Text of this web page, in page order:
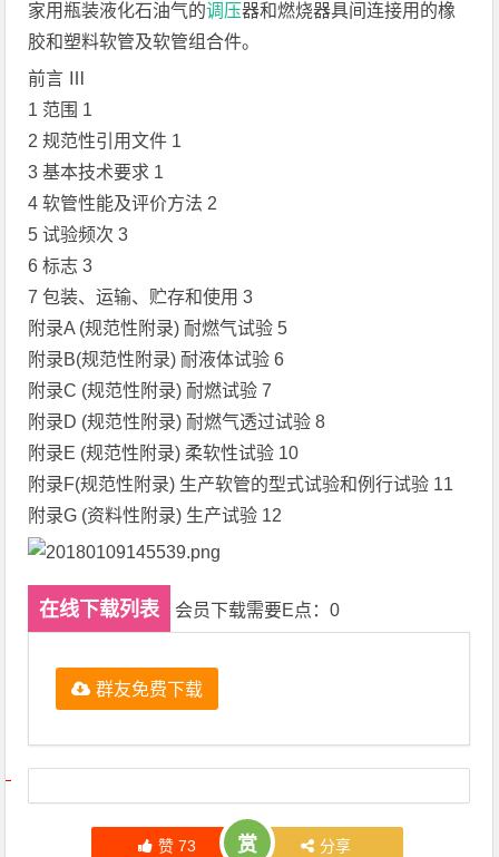
家用瓶装液化石油气的调压器和燃烧器具间连接用的橡
胶和塑料软管及软管组合件。
前言 Ⅲ
1 范围 1
2 规范性引用文件 1
3 基本技术要求 1
4 软管性能及评价方法 2
5 试验频次 3
6 标志 3
7 包装、运输、贮存和使用 3
附录A (规范性附录) 耐燃气试验 5
附录B(规范性附录) 耐液体试验 6
附录C (规范性附录) 耐燃试验 7
附录D (规范性附录) 耐燃气透过试验 8
附录E (规范性附录) 柔软性试验 10
附录F(规范性附录) 生产软管的型式试验和例行试验 11
附录G (资料性附录) 生产试验 12
在线下载列表 会员下载需要E点：0
群友免费下载
文章导航
赞 73 赏 分享